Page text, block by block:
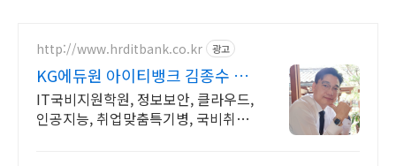
http://www.hrditbank.co.kr 광고
KG에듀원 아이티뱅크 김종수 27
년경력전문가 IT취업상담
IT국비지원학원, 정보보안, 클라우드,
인공지능, 취업맞춤특기병, 국비취업